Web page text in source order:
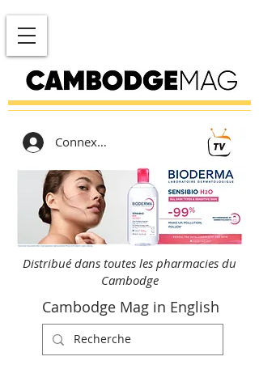
Connexion
Distribué dans toutes les pharmacies du
Cambodge
Cambodge Mag in English